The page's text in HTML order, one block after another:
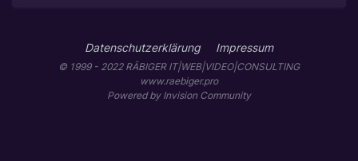
Datenschutzerklärung Impressum
© 1999 - 2022 RÄBIGER IT|WEB|VIDEO|CONSULTING
www.raebiger.pro
Powered by Invision Community